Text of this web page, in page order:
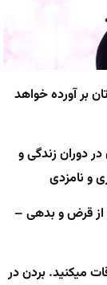
بر آورده خواهد
دوران زندگی و
و نامزدی
از قرض و بدهی –
میکنید. بردن در